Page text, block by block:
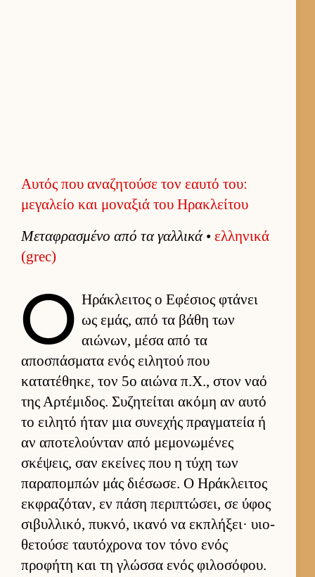
Αυτός που αναζητούσε τον εαυτό του:
μεγαλείο και μοναξιά του Ηρακλείτου
Μεταφρασμένο από τα γαλ­λικά• ελ­ληνικά
(grec)
Ο Ηράκλει­τος ο Εφέσιος φτάνει
ως εμάς, από τα βάθη των
αιώνων, μέσα από τα
αποσπάσματα ενός ει­λητού που
κατατέθηκε, τον 5ο αιώνα π.Χ., στον ναό
της Αρ­τέμιδος. Συζητεί­ται ακόμη αν αυτό
το ει­λητό ήταν μια συνεχής πραγ­ματεία ή
αν αποτελού­νταν από μεμονωμένες
σκέψεις, σαν εκεί­νες που η τύχη των
παραπομπών μάς διέσωσε. Ο Ηράκλει­τος
εκ­φραζόταν, εν πάση περιπτώσει, σε ύφος
σιβυλ­λικό, πυκνό, ικανό να εκ­πλήξει· υιο­
θετούσε ταυ­τόχρονα τον τόνο ενός
προφήτη και τη γλώσσα ενός φιλοσόφου.